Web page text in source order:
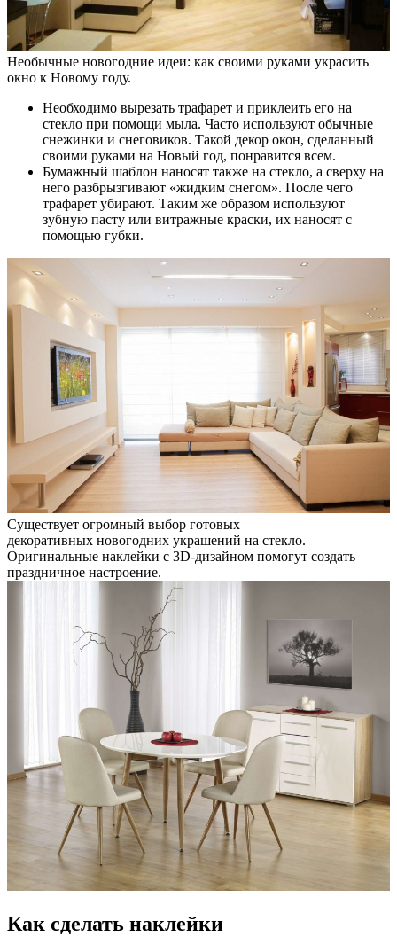
Необычные новогодние идеи: как своими руками украсить
окно к Новому году.
Необходимо вырезать трафарет и приклеить его на
стекло при помощи мыла. Часто используют обычные
снежинки и снеговиков. Такой декор окон, сделанный
своими руками на Новый год, понравится всем.
Бумажный шаблон наносят также на стекло, а сверху на
него разбрызгивают «жидким снегом». После чего
трафарет убирают. Таким же образом используют
зубную пасту или витражные краски, их наносят с
помощью губки.
Существует огромный выбор готовых
декоративных новогодних украшений на стекло.
Оригинальные наклейки с 3D-дизайном помогут создать
праздничное настроение.
Как сделать наклейки